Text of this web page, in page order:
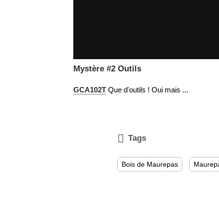
Mystère #2 Outils
GCA102TQue d'outils ! Oui mais ...
 Tags
Bois de Maurepas